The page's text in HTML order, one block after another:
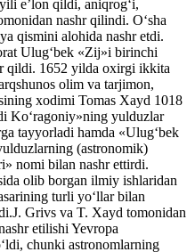
e’lon qildi, aniqrog‘i,
nashr qilindi. O‘sha
qismini alohida nashr etdi.
Ulug‘bek «Zij»i birinchi
qildi. 1652 yilda oxirgi ikkita
olim va tarjimon,
xodimi Tomas Xayd 1018
Ko‘ragoniy»ning yulduzlar
tayyorladi hamda «Ulug‘bek
(astronomik)
nomi bilan nashr ettirdi.
olib borgan ilmiy ishlaridan
turli yo‘llar bilan
Grivs va T. Xayd tomonidan
etilishi Yevropa
chunki astronomlarning